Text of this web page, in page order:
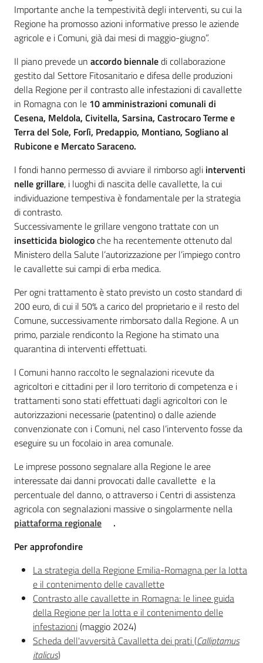
Importante anche la tempestività degli interventi, su cui la
Regione ha promosso azioni informative presso le aziende
agricole e i Comuni, già dai mesi di maggio-giugno”.
Il piano prevede un accordo biennaledi collaborazione
gestito dal Settore Fitosanitario e difesa delle produzioni
della Regione per il contrasto alle infestazioni di cavallette
in Romagna con le 10 amministrazioni comunali di
Cesena, Meldola, Civitella, Sarsina, Castrocaro Terme e
Terra del Sole, Forlì, Predappio, Montiano, Sogliano al
Rubicone e Mercato Saraceno.
I fondi hanno permesso di avviare il rimborso agli interventi
nelle grillare, i luoghi di nascita delle cavallette, la cui
individuazione tempestiva è fondamentale per la strategia
di contrasto.
Successivamente le grillare vengono trattate con un
insetticida biologicoche ha recentemente ottenuto dal
Ministero della Salute l’autorizzazione per l’impiego contro
le cavallette sui campi di erba medica.
Per ogni trattamento è stato previsto un costo standard di
200 euro, di cui il 50% a carico del proprietario e il resto del
Comune, successivamente rimborsato dalla Regione. A un
primo, parziale rendiconto la Regione ha stimato una
quarantina di interventi effettuati.
I Comuni hanno raccolto le segnalazioni ricevute da
agricoltori e cittadini per il loro territorio di competenza e i
trattamenti sono stati effettuati dagli agricoltori con le
autorizzazioni necessarie (patentino) o dalle aziende
convenzionate con i Comuni, nel caso l’intervento fosse da
eseguire su un focolaio in area comunale.
Le imprese possono segnalare alla Regione le aree
interessate dai danni provocati dalle cavallette e la
percentuale del danno, o attraverso i Centri di assistenza
agricola con segnalazioni massive o singolarmente nella
piattaforma regionale
.
Per approfondire
La strategia della Regione Emilia-Romagna per la lotta
e il contenimento delle cavallette
Contrasto alle cavallette in Romagna: le linee guida
della Regione per la lotta e il contenimento delle
infestazioni(maggio 2024)
Scheda dell'avversità Cavalletta dei prati (Calliptamus
italicus)